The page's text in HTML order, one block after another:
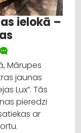
ielokā –
Mārupes
jaunas
Lux”. Tās
pieredzi
ar